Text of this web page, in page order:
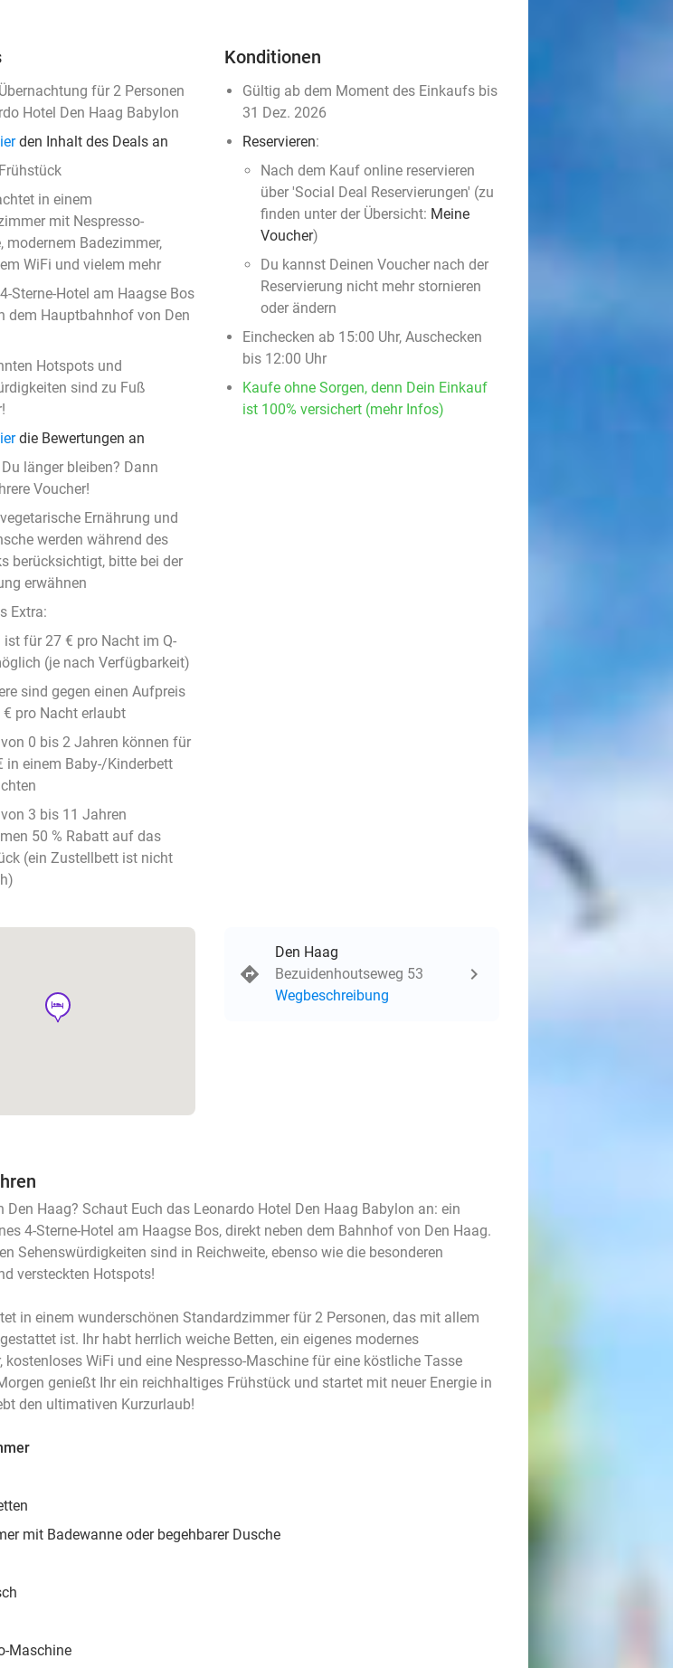
für 2 Personen
Hotel Den Haag Babylon
den Inhalt des Deals an
in einem
mit Nespresso-
modernem Badezimmer,
WiFi und vielem mehr
Sterne-Hotel am Haagse Bos
dem Hauptbahnhof von Den
Hotspots und
sind zu Fuß
die Bewertungen an
länger bleiben? Dann
Voucher!
Ernährung und
werden während des
berücksichtigt, bitte bei der
erwähnen
Extra:
ist für 27 € pro Nacht im Q-
(je nach Verfügbarkeit)
sind gegen einen Aufpreis
pro Nacht erlaubt
0 bis 2 Jahren können für
in einem Baby-/Kinderbett
3 bis 11 Jahren
50 % Rabatt auf das
(ein Zustellbett ist nicht
Konditionen
Gültig ab dem Moment des Einkaufs bis
31 Dez. 2026
Reservieren:
Nach dem Kauf online reservieren
über 'Social Deal Reservierungen' (zu
finden unter der Übersicht: Meine
Voucher)
Du kannst Deinen Voucher nach der
Reservierung nicht mehr stornieren
oder ändern
Einchecken ab 15:00 Uhr, Auschecken
bis 12:00 Uhr
Kaufe ohne Sorgen, denn Dein Einkauf
ist 100% versichert (mehr Infos)
hotel
Den Haag
Bezuidenhoutseweg 53
Wegbeschreibung
Den Haag? Schaut Euch das Leonardo Hotel Den Haag Babylon an: ein
4-Sterne-Hotel am Haagse Bos, direkt neben dem Bahnhof von Den Haag.
Sehenswürdigkeiten sind in Reichweite, ebenso wie die besonderen
versteckten Hotspots!
in einem wunderschönen Standardzimmer für 2 Personen, das mit allem
ist. Ihr habt herrlich weiche Betten, ein eigenes modernes
kostenloses WiFi und eine Nespresso-Maschine für eine köstliche Tasse
genießt Ihr ein reichhaltiges Frühstück und startet mit neuer Energie in
den ultimativen Kurzurlaub!
mit Badewanne oder begehbarer Dusche
Maschine